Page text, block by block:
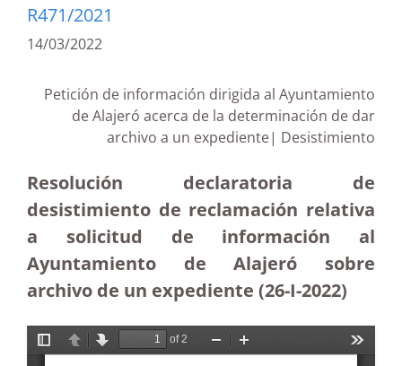
R471/2021
14/03/2022
Petición de información dirigida al Ayuntamiento
de Alajeró acerca de la determinación de dar
archivo a un expediente| Desistimiento
Resolución declaratoria de
desistimiento de reclamación relativa
a solicitud de información al
Ayuntamiento de Alajeró sobre
archivo de un expediente (26-I-2022)